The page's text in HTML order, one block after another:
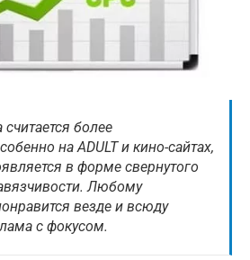
более
на ADULT и кино-сайтах,
в форме свернутого
Любому
везде и всюду
с фокусом.